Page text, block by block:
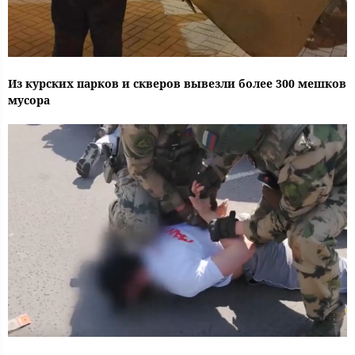
Из курских парков и скверов вывезли более 300 мешков
мусора